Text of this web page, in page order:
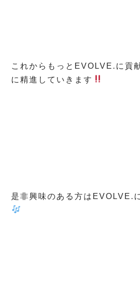
これからもっとEVOLVE.に貢
に精進していきます
是非興味のある方はEVOLVE.